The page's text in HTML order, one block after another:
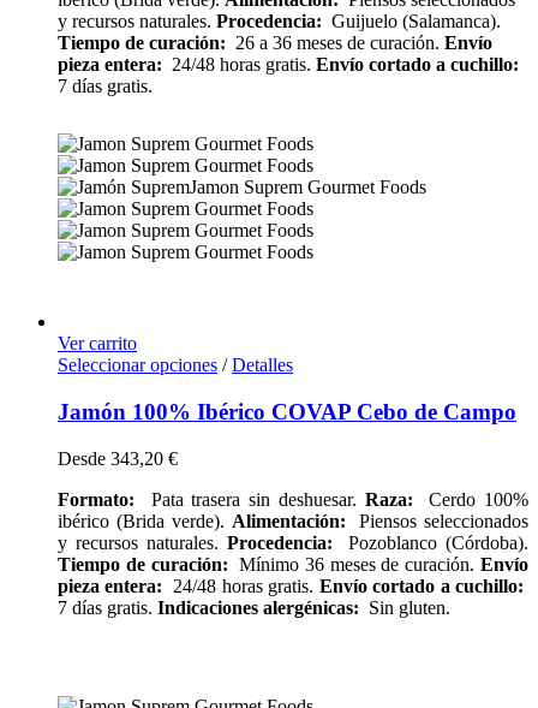
y recursos naturales. Procedencia: Guijuelo (Salamanca).
Tiempo de curación: 26 a 36 meses de curación. Envío
pieza entera: 24/48 horas gratis. Envío cortado a cuchillo:
7 días gratis.
Ver carrito
Seleccionar opciones / Detalles
Jamón 100% Ibérico COVAP Cebo de Campo
Desde 343,20 €
Formato: Pata trasera sin deshuesar. Raza: Cerdo 100%
ibérico (Brida verde). Alimentación: Piensos seleccionados
y recursos naturales. Procedencia: Pozoblanco (Córdoba).
Tiempo de curación: Mínimo 36 meses de curación.Envío
pieza entera: 24/48 horas gratis. Envío cortado a cuchillo:
7 días gratis. Indicaciones alergénicas: Sin gluten.